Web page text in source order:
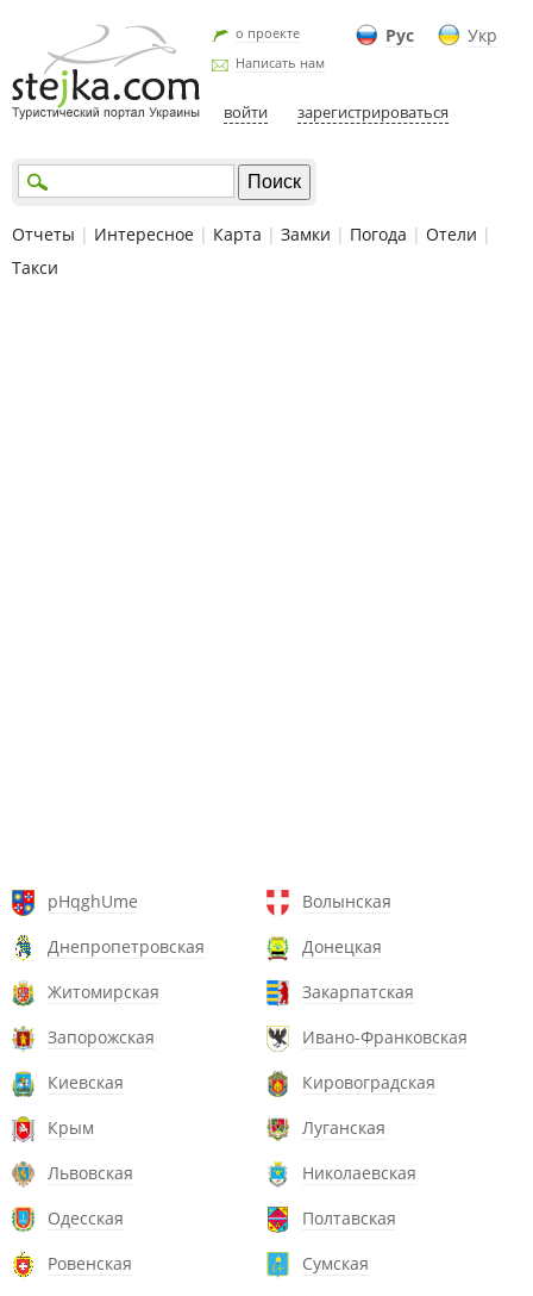
Рус Укр
о проекте
Написать нам
войти зарегистрироваться
Отчеты | Интересное | Карта | Замки | Погода | Отели |
Такси
pHqghUme
Волынская
Днепропетровская
Донецкая
Житомирская
Закарпатская
Запорожская
Ивано-Франковская
Киевская
Кировоградская
Крым
Луганская
Львовская
Николаевская
Одесская
Полтавская
Ровенская
Сумская